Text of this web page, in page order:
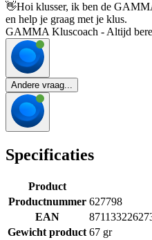
👋Hoi klusser, ik ben de
en help je graag met je klus.
GAMMA Kluscoach - Altijd
Andere vraag...
Specificaties
Product
Productnummer 627798
EAN
Gewicht product 67 gr